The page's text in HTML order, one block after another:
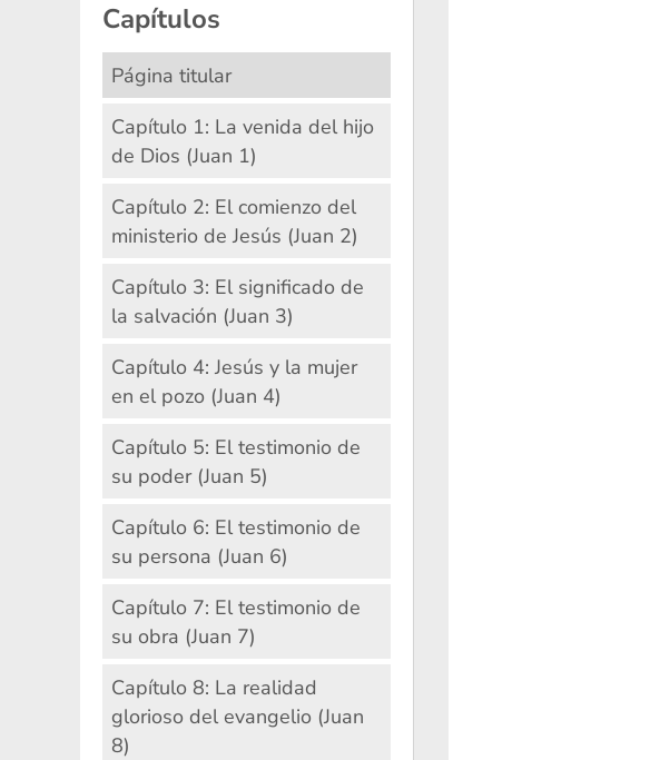
Capítulos
Página titular
Capítulo 1: La venida del hijo
de Dios (Juan 1)
Capítulo 2: El comienzo del
ministerio de Jesús (Juan 2)
Capítulo 3: El significado de
la salvación (Juan 3)
Capítulo 4: Jesús y la mujer
en el pozo (Juan 4)
Capítulo 5: El testimonio de
su poder (Juan 5)
Capítulo 6: El testimonio de
su persona (Juan 6)
Capítulo 7: El testimonio de
su obra (Juan 7)
Capítulo 8: La realidad
glorioso del evangelio (Juan
8)